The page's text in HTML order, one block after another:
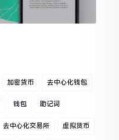
加密货币 去中心化钱包
钱包 助记词
去中心化交易所 虚拟货币